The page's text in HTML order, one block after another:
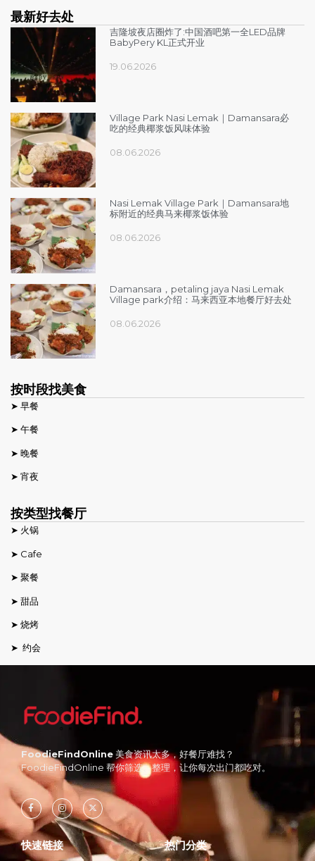
最新好去处
吉隆坡夜店圈炸了:中国酒吧第一全LED品牌
BabyPery KL正式开业
19.06.2026
Village Park Nasi Lemak｜Damansara必
吃的经典椰浆饭风味体验
08.06.2026
Nasi Lemak Village Park｜Damansara地
标附近的经典马来椰浆饭体验
08.06.2026
Damansara，petaling jaya Nasi Lemak
Village park介绍：马来西亚本地餐厅好去处
08.06.2026
按时段找美食
➤ 早餐
➤ 午餐
➤ 晚餐
➤ 宵夜
按类型找餐厅
➤ 火锅
➤ Cafe
➤ 聚餐
➤ 甜品
➤ 烧烤
➤ 约会
FoodieFindOnline美食资讯太多，好餐厅难找？
FoodieFindOnline 帮你筛选、整理，让你每次出门都吃对。
快速链接 热门分类